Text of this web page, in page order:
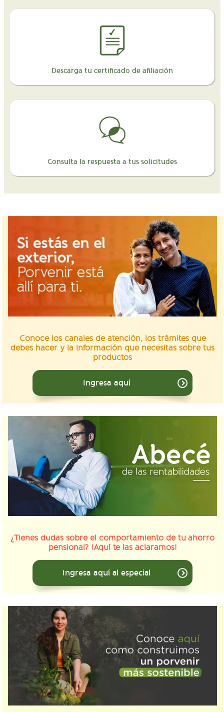
Descarga tu certificado de afiliación
Consulta la respuesta a tus solicitudes
Conoce los canales de atención, los trámites que
debes hacer y la información que necesitas sobre tus
productos
Ingresa aquí
¿Tienes dudas sobre el comportamiento de tu ahorro
pensional? !Aquí te las aclaramos!
Ingresa aquí al especial